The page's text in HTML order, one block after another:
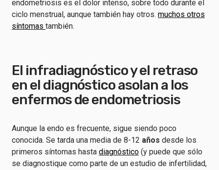
endometriosis es el dolor intenso, sobre todo durante el
ciclo menstrual, aunque también hay otros. muchos otros
síntomas también.
El infradiagnóstico y el retraso
en el diagnóstico asolan a los
enfermos de endometriosis
Aunque la endo es frecuente, sigue siendo poco
conocida. Se tarda una media de 8-12 años desde los
primeros síntomas hasta diagnóstico (y puede que sólo
se diagnostique como parte de un estudio de infertilidad,